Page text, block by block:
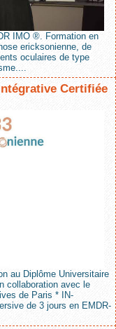
IMO ®. Formation en
ericksonienne, de
oculaires de type
Certifiée
au Diplôme Universitaire
collaboration avec le
de Paris * IN-
de 3 jours en EMDR-